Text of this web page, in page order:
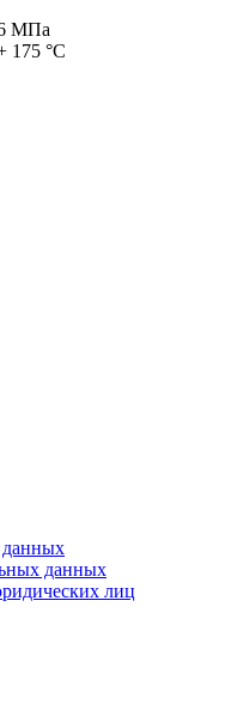
МПа
175 °С
данных
данных
лиц